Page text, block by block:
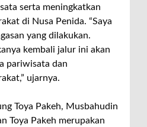
serta meningkatkan
di Nusa Penida. “Saya
yang dilakukan.
kembali jalur ini akan
pariwisata dan
ujarnya.
Toya Pakeh, Musbahudin
Toya Pakeh merupakan